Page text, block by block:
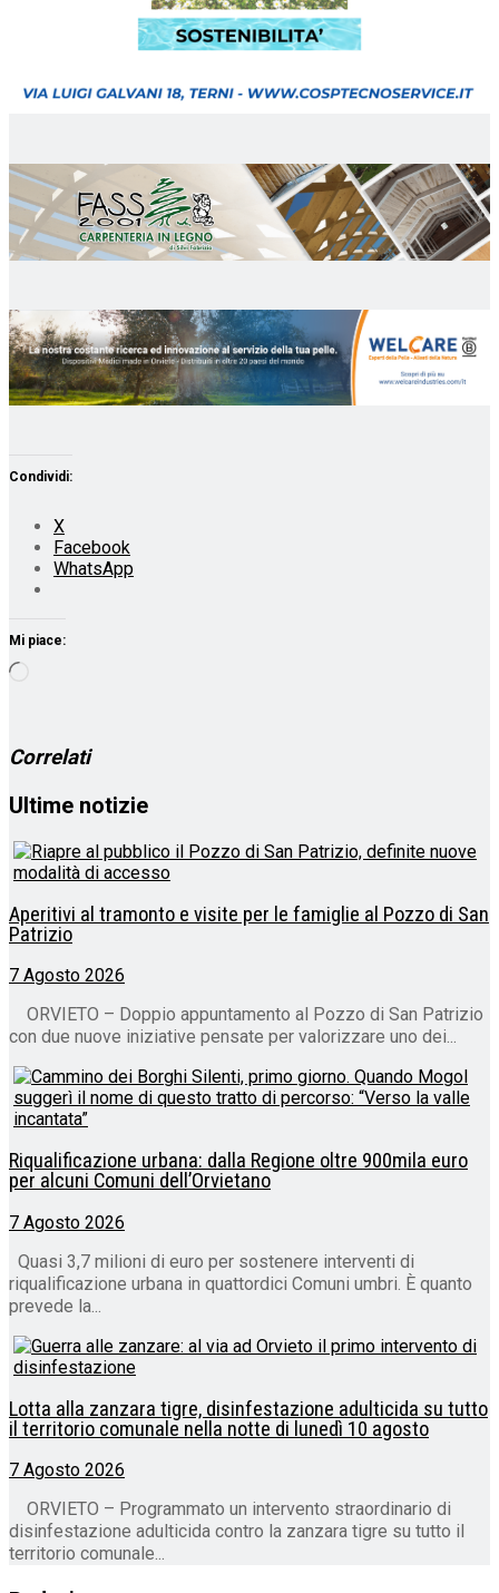
Condividi:
X
Facebook
WhatsApp
Mi piace:
Correlati
Ultime notizie
Aperitivi al tramonto e visite per le famiglie al Pozzo di San
Patrizio
7 Agosto 2026
ORVIETO – Doppio appuntamento al Pozzo di San Patrizio
con due nuove iniziative pensate per valorizzare uno dei...
Riqualificazione urbana: dalla Regione oltre 900mila euro
per alcuni Comuni dell’Orvietano
7 Agosto 2026
Quasi 3,7 milioni di euro per sostenere interventi di
riqualificazione urbana in quattordici Comuni umbri. È quanto
prevede la...
Lotta alla zanzara tigre, disinfestazione adulticida su tutto
il territorio comunale nella notte di lunedì 10 agosto
7 Agosto 2026
ORVIETO – Programmato un intervento straordinario di
disinfestazione adulticida contro la zanzara tigre su tutto il
territorio comunale...